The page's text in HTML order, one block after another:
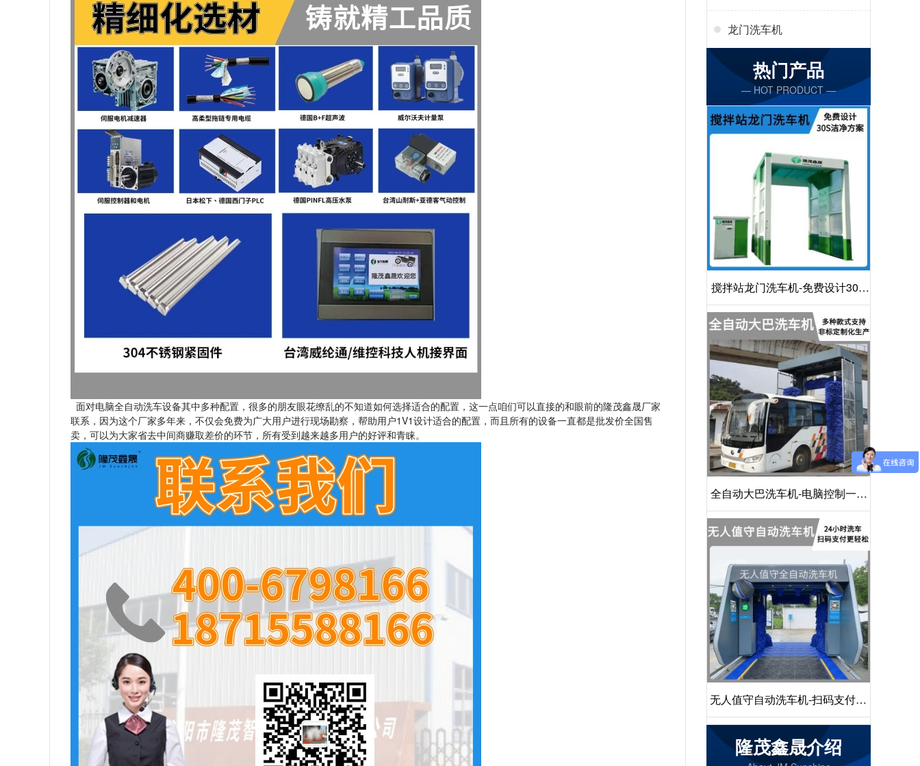
面对电脑全自动洗车设备其中多种配置，很多的朋友眼花缭乱的不知道如何选择适合的配置，这一点咱们可以直接的和眼前的隆茂鑫晟厂家
联系，因为这个厂家多年来，不仅会免费为广大用户进行现场勘察，帮助用户1V1设计适合的配置，而且所有的设备一直都是批发价全国售
卖，可以为大家省去中间商赚取差价的环节，所有受到越来越多用户的好评和青睐。
龙门洗车机
热门产品
— HOT PRODUCT —
搅拌站龙门洗车机-免费设计30S
洁净方案[隆茂鑫晟]
全自动大巴洗车机-电脑控制一键
启动清洗[隆茂鑫晟]
无人值守自动洗车机-扫码支付24
小时不停机洗车[隆茂鑫晟]
隆茂鑫晟介绍